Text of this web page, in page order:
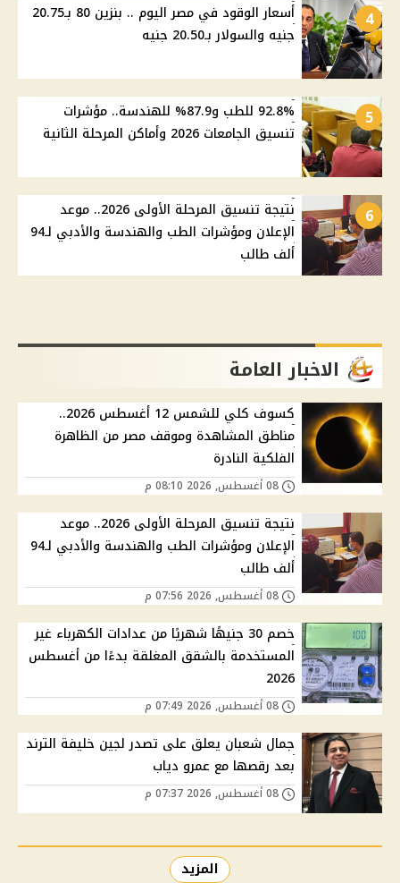
4
أسعار الوقود في مصر اليوم .. بنزين 80 بـ20.75
جنيه والسولار بـ20.50 جنيه
5
92.8% للطب و87.9% للهندسة.. مؤشرات
تنسيق الجامعات 2026 وأماكن المرحلة الثانية
6
نتيجة تنسيق المرحلة الأولى 2026.. موعد
الإعلان ومؤشرات الطب والهندسة والأدبي لـ94
ألف طالب
الاخبار العامة
كسوف كلي للشمس 12 أغسطس 2026..
مناطق المشاهدة وموقف مصر من الظاهرة
الفلكية النادرة
نتيجة تنسيق المرحلة الأولى 2026.. موعد
الإعلان ومؤشرات الطب والهندسة والأدبي لـ94
ألف طالب
خصم 30 جنيهًا شهريًا من عدادات الكهرباء غير
المستخدمة بالشقق المغلقة بدءًا من أغسطس
2026
جمال شعبان يعلق على تصدر لجين خليفة الترند
بعد رقصها مع عمرو دياب
المزيد